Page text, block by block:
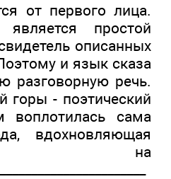
от первого лица.
является простой
описанных
и язык сказа
разговорную речь.
горы - поэтический
воплотилась сама
вдохновляющая
на